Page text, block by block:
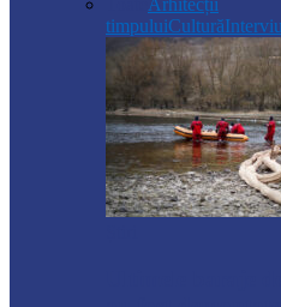
Arhitecții
timpuluiCultură